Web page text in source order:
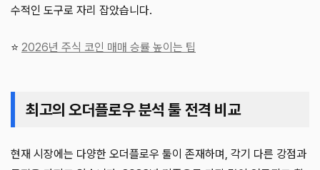
수적인 도구로 자리 잡았습니다.
⭐ 2026년 주식 코인 매매 승률 높이는 팁
최고의 오더플로우 분석 툴 전격 비교
현재 시장에는 다양한 오더플로우 툴이 존재하며, 각기 다른 강점과